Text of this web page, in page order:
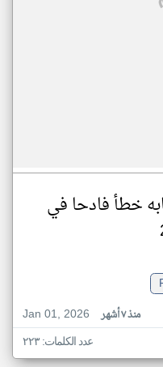
خطأ فادحا في
Jan 01, 2026
منذ ٧ أشهر
عدد الكلمات: ٢٢٣